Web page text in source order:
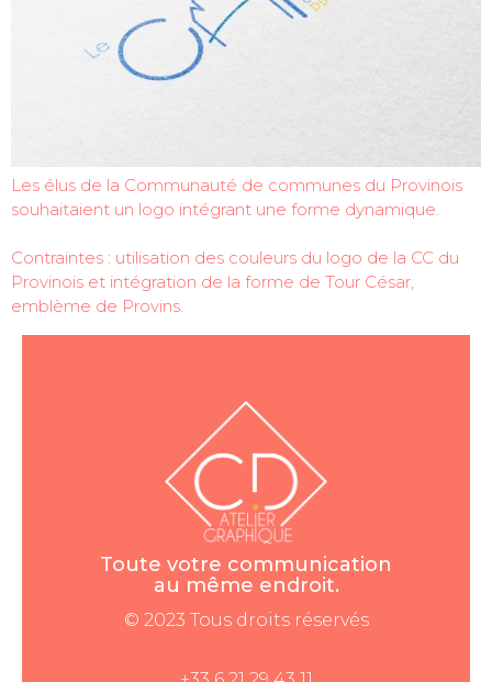
Les élus de la Communauté de communes du Provinois
souhaitaient un logo intégrant une forme dynamique.
Contraintes : utilisation des couleurs du logo de la CC du
Provinois et intégration de la forme de Tour César,
emblème de Provins.
Toute votre communication
au même endroit.
© 2023 Tous droits réservés